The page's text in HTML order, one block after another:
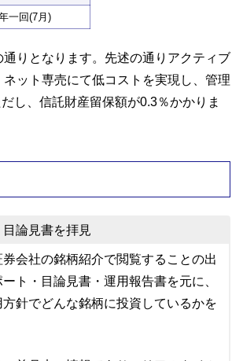
一回(7月)
りとなります。先述の通りアクティブ
ット専売にて低コストを実現し、管理
し、信託財産留保額が0.3％かかりま
論見書を拝見
会社の銘柄紹介で閲覧することの出
ト・目論見書・運用報告書を元に、
針でどんな銘柄に投資しているかを